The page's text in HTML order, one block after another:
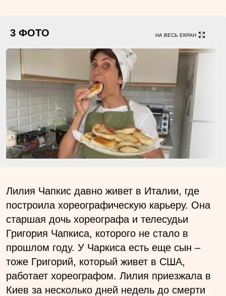
3 ФОТО НА ВЕСЬ ЕКРАН
Лилия Чапкис давно живет в Италии, где
построила хореографическую карьеру. Она
старшая дочь хореографа и телесудьи
Григория Чапкиса, которого не стало в
прошлом году. У Чаркиса есть еще сын –
тоже Григорий, который живет в США,
работает хореографом. Лилия приезжала в
Киев за несколько дней недель до смерти